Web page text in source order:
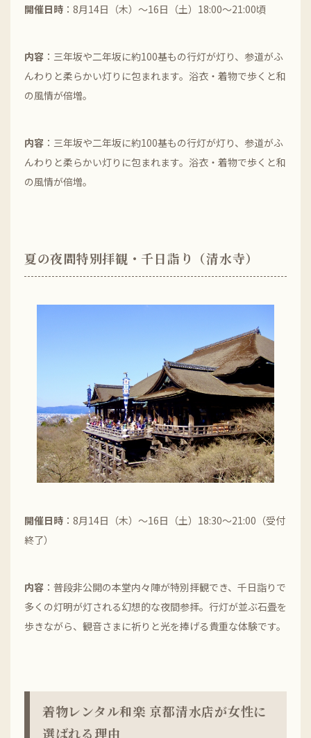
開催日時 ：8月14日（木）～16日（土）18:00～21:00頃
内容 ：三年坂や二年坂に約100基もの行灯が灯り、参道がふ
んわりと柔らかい灯りに包まれます。浴衣・着物で歩くと和
の風情が倍増。
内容 ：三年坂や二年坂に約100基もの行灯が灯り、参道がふ
んわりと柔らかい灯りに包まれます。浴衣・着物で歩くと和
の風情が倍増。
夏の夜間特別拝観・千日詣り（清水寺）
開催日時 ：8月14日（木）～16日（土）18:30～21:00（受付
終了）
内容 ：普段非公開の本堂内々陣が特別拝観でき、千日詣りで
多くの灯明が灯される幻想的な夜間参拝。行灯が並ぶ石畳を
歩きながら、観音さまに祈りと光を捧げる貴重な体験です。
着物レンタル和楽 京都清水店が女性に
選ばれる理由